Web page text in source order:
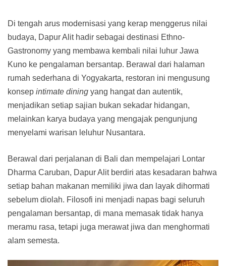
Di tengah arus modernisasi yang kerap menggerus nilai
budaya, Dapur Alit hadir sebagai destinasi Ethno-
Gastronomy yang membawa kembali nilai luhur Jawa
Kuno ke pengalaman bersantap. Berawal dari halaman
rumah sederhana di Yogyakarta, restoran ini mengusung
konsep intimate dining yang hangat dan autentik,
menjadikan setiap sajian bukan sekadar hidangan,
melainkan karya budaya yang mengajak pengunjung
menyelami warisan leluhur Nusantara.
Berawal dari perjalanan di Bali dan mempelajari Lontar
Dharma Caruban, Dapur Alit berdiri atas kesadaran bahwa
setiap bahan makanan memiliki jiwa dan layak dihormati
sebelum diolah. Filosofi ini menjadi napas bagi seluruh
pengalaman bersantap, di mana memasak tidak hanya
meramu rasa, tetapi juga merawat jiwa dan menghormati
alam semesta.